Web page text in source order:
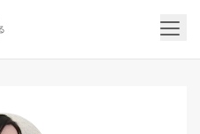
ム」の記事一覧を
記事一覧を見る
一覧を見る
記事一覧を見る
ンド」の記事一覧
見る